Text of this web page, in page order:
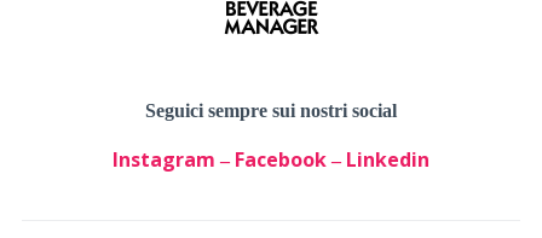
Seguici sempre sui nostri social
Instagram – Facebook– Linkedin